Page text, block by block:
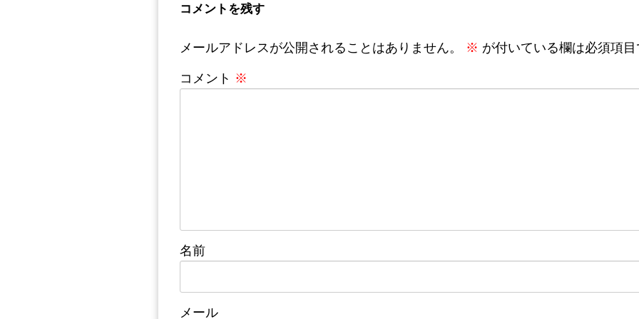
コメントを残す
メールアドレスが公開されることはありません。 ※ が付いている欄は必須項
コメント ※
名前
メール